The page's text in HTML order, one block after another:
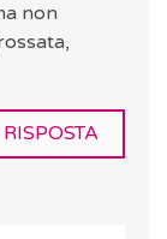
non
RISPOSTA